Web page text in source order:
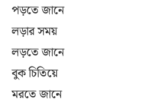
পড়তে জানে
লড়ার সময়
লড়তে জানে
বুক চিতিয়ে
মরতে জানে